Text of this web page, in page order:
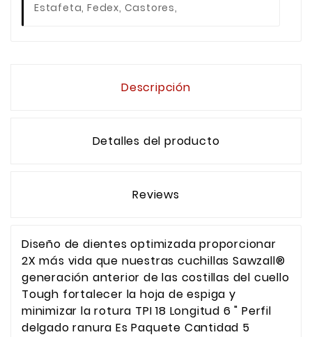
Estafeta, Fedex, Castores,
Descripción
Detalles del producto
Reviews
Diseño de dientes optimizada proporcionar
2X más vida que nuestras cuchillas Sawzall®
generación anterior de las costillas del cuello
Tough fortalecer la hoja de espiga y
minimizar la rotura TPI 18 Longitud 6 " Perfil
delgado ranura Es Paquete Cantidad 5